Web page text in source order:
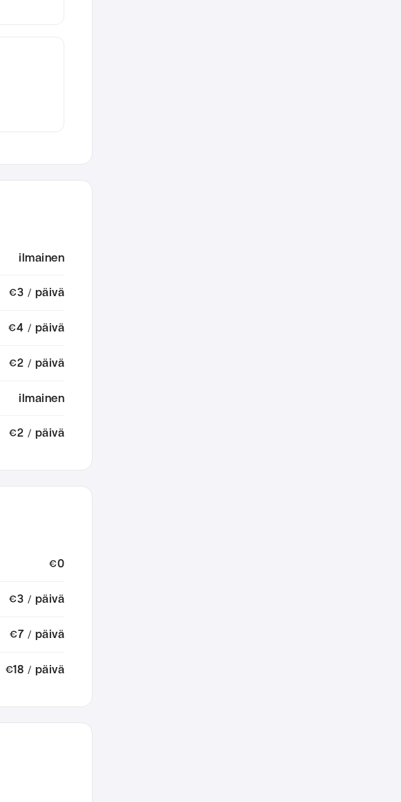
ilmainen
€3 / päivä
€4 / päivä
€2 / päivä
ilmainen
€2 / päivä
€0
€3 / päivä
€7 / päivä
€18 / päivä